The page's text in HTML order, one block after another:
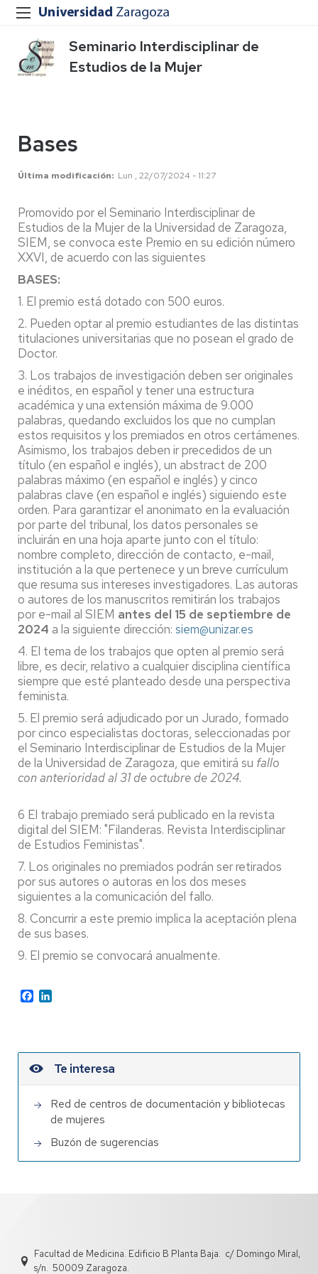
Seminario Interdisciplinar de
Estudios de la Mujer
Bases
Última modificación Lun , 22/07/2024 - 11:27
Promovido por el Seminario Interdisciplinar de
Estudios de la Mujer de la Universidad de Zaragoza,
SIEM, se convoca este Premio en su edición número
XXVI, de acuerdo con las siguientes
BASES:
1. El premio está dotado con 500 euros.
2. Pueden optar al premio estudiantes de las distintas
titulaciones universitarias que no posean el grado de
Doctor.
3. Los trabajos de investigación deben ser originales
e inéditos, en español y tener una estructura
académica y una extensión máxima de 9.000
palabras, quedando excluidos los que no cumplan
estos requisitos y los premiados en otros certámenes.
Asimismo, los trabajos deben ir precedidos de un
título (en español e inglés), un abstract de 200
palabras máximo (en español e inglés) y cinco
palabras clave (en español e inglés) siguiendo este
orden. Para garantizar el anonimato en la evaluación
por parte del tribunal, los datos personales se
incluirán en una hoja aparte junto con el título:
nombre completo, dirección de contacto, e-mail,
institución a la que pertenece y un breve currículum
que resuma sus intereses investigadores. Las autoras
o autores de los manuscritos remitirán los trabajos
por e-mail al SIEM antes del 15 de septiembre de
2024 a la siguiente dirección: siem@unizar.es
4. El tema de los trabajos que opten al premio será
libre, es decir, relativo a cualquier disciplina científica
siempre que esté planteado desde una perspectiva
feminista.
5. El premio será adjudicado por un Jurado, formado
por cinco especialistas doctoras, seleccionadas por
el Seminario Interdisciplinar de Estudios de la Mujer
de la Universidad de Zaragoza, que emitirá su fallo
con anterioridad al 31 de octubre de 2024.
6 El trabajo premiado será publicado en la revista
digital del SIEM: "Filanderas. Revista Interdisciplinar
de Estudios Feministas".
7. Los originales no premiados podrán ser retirados
por sus autores o autoras en los dos meses
siguientes a la comunicación del fallo.
8. Concurrir a este premio implica la aceptación plena
de sus bases.
9. El premio se convocará anualmente.
Facebook
Te interesa
Red de centros de documentación y bibliotecas
de mujeres
Buzón de sugerencias
Facultad de Medicina. Edificio B Planta Baja. c/ Domingo Miral,
s/n. 50009 Zaragoza.